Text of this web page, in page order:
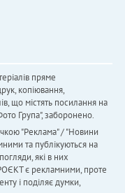
пряме
копіювання,
що містять посилання на
Група", заборонено.
"Реклама" / "Новини
та публікуються на
які в них
є рекламними, проте
і поділяє думки,